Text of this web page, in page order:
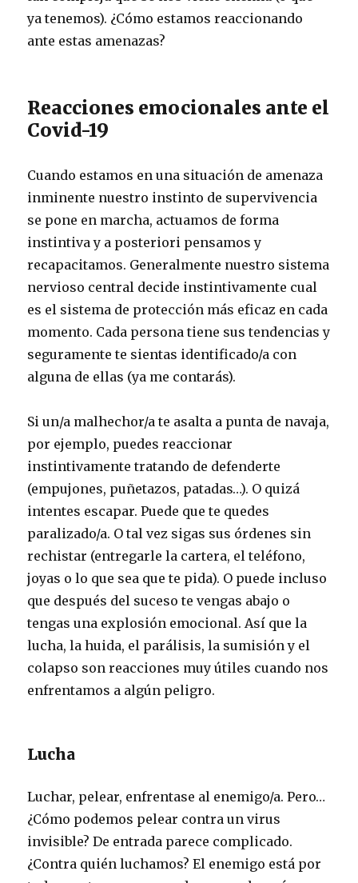
ya tenemos). ¿Cómo estamos reaccionando
ante estas amenazas?
Reacciones emocionales ante el
Covid-19
Cuando estamos en una situación de amenaza
inminente nuestro instinto de supervivencia
se pone en marcha, actuamos de forma
instintiva y a posteriori pensamos y
recapacitamos. Generalmente nuestro sistema
nervioso central decide instintivamente cual
es el sistema de protección más eficaz en cada
momento. Cada persona tiene sus tendencias y
seguramente te sientas identificado/a con
alguna de ellas (ya me contarás).
Si un/a malhechor/a te asalta a punta de navaja,
por ejemplo, puedes reaccionar
instintivamente tratando de defenderte
(empujones, puñetazos, patadas…). O quizá
intentes escapar. Puede que te quedes
paralizado/a. O tal vez sigas sus órdenes sin
rechistar (entregarle la cartera, el teléfono,
joyas o lo que sea que te pida). O puede incluso
que después del suceso te vengas abajo o
tengas una explosión emocional. Así que la
lucha, la huida, el parálisis, la sumisión y el
colapso son reacciones muy útiles cuando nos
enfrentamos a algún peligro.
Lucha
Luchar, pelear, enfrentase al enemigo/a. Pero…
¿Cómo podemos pelear contra un virus
invisible? De entrada parece complicado.
¿Contra quién luchamos? El enemigo está por